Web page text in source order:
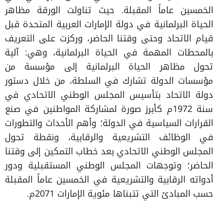
الخمسين عاماً المقبلة. حيث تناولت الورقة مظاهر
الحياة البرلمانية في دولة الإمارات العربية المتحدة قبل
قيام الاتحاد وحتى وقتنا الحاضر، وركزت على التعريف
بالمحطات المهمة في الحياة البرلمانية، وهي: آلية
تحول مظاهر الحياة البرلمانية إلى مؤسسة من
مؤسسات الدولة تشارك في السلطة، من خلال دستور
دولة الاتحاد بتأسيس المجلس الوطني الاتحادي في
سنة 1972م كأبرز صورة لمشاركة المواطنين في صنع
القرارات السياسية في الدولة؛ وأهم الأحداث والتطورات
في الوظائف التشريعية والرقابية، ونقطة تحول
المجلس الوطني الاتحادي بعد خطاب التمكين إلى وقتنا
الحاضر؛ وتوجهات المجلس الوطني المستقبلية ودور
أدواته الرقابية والتشريعية في الخمسين عاماً المقبلة
حسب المبادئ التي تتبناها مئوية الإمارات 2071م.